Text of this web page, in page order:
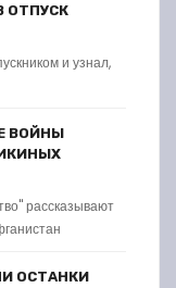
ОТПУСК
и узнал,
ВОЙНЫ
рассказывают
ОСТАНКИ